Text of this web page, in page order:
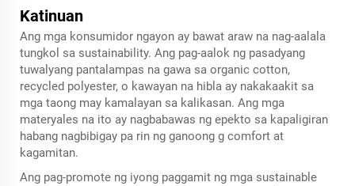
Katinuan
Ang mga konsumidor ngayon ay bawat araw na nag-aalala
tungkol sa sustainability. Ang pag-aalok ng pasadyang
tuwalyang pantalampas na gawa sa organic cotton,
recycled polyester, o kawayan na hibla ay nakakaakit sa
mga taong may kamalayan sa kalikasan. Ang mga
materyales na ito ay nagbabawas ng epekto sa kapaligiran
habang nagbibigay pa rin ng ganoong g comfort at
kagamitan.
Ang pag-promote ng iyong paggamit ng mga sustainable